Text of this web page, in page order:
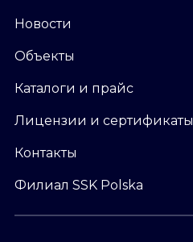
Новости
Объекты
Каталоги и прайс
Лицензии и сертификаты
Контакты
Филиал SSK Polska